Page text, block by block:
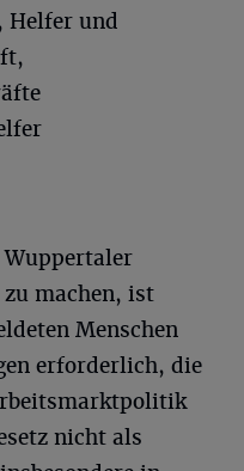
Helfer und
machen, ist
Menschen
erforderlich, die
nicht als